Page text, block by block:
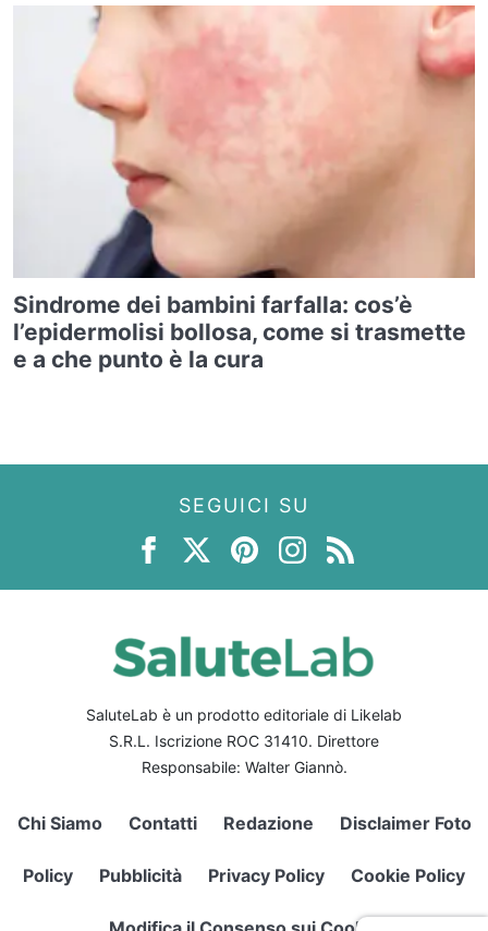
Sindrome dei bambini farfalla: cos’è
l’epidermolisi bollosa, come si trasmette
e a che punto è la cura
SEGUICI SU
SaluteLab è un prodotto editoriale di Likelab
S.R.L. Iscrizione ROC 31410. Direttore
Responsabile: Walter Giannò.
Chi Siamo Contatti Redazione Disclaimer Foto
Policy Pubblicità Privacy Policy Cookie Policy